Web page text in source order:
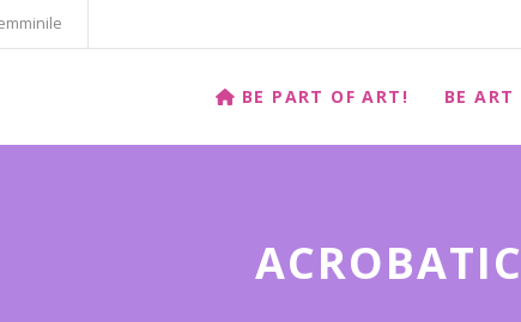
BE PART OF ART! BE ART